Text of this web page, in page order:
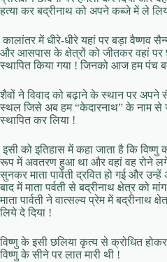
हत्या कर बद्रीनाथ को अपने कब्जे में ले
कालांतर में धीरे-धीरे यहां पर बड़ा वैष्णव
और आसपास के क्षेत्रों को जीतकर वहां
स्थापित किया गया ! जिनको आज हम पंच
शैवों ने विवाद को बढ़ाने के स्थान पर अपने
स्थल जिसे अब हम “केदारनाथ” के नाम से
स्थापित कर लिया !
इसी को इतिहास में कहा जाता है कि विष्णु
रूप में अवतरण हुआ था और वहां वह रोने
सुनकर माता पार्वती द्रवित हो गई और
बाद में माता पर्वती से बद्रीनाथ क्षेत्र को
माता पार्वती ने वात्सल्य प्रेम में बद्रीनाथ
लिये दे दिया !
विष्णु के इसी छलिया कृत्य से क्रोधित
विष्णु के सीने पर लात मारी थी !